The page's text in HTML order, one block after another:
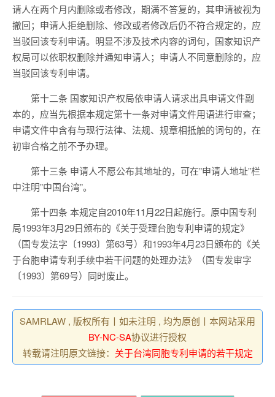
请人在两个月内删除或者修改，期满不答复的，其申请被视为
撤回；申请人拒绝删除、修改或者修改后仍不符合规定的，应
当驳回该专利申请。明显不涉及技术内容的词句，国家知识产
权局可以依职权删除并通知申请人；申请人不同意删除的，应
当驳回该专利申请。
第十二条 国家知识产权局依申请人请求出具申请文件副
本的，应当先根据本规定第十一条对申请文件用语进行审查；
申请文件中含有与现行法律、法规、规章相抵触的词句的，在
初审合格之前不予办理。
第十三条 申请人不愿公布其地址的，可在”申请人地址”栏
中注明”中国台湾”。
第十四条 本规定自2010年11月22日起施行。原中国专利
局1993年3月29日颁布的《关于受理台胞专利申请的规定》
（国专发法字〔1993〕第63号）和1993年4月23日颁布的《关
于台胞申请专利手续中若干问题的处理办法》（国专发审字
〔1993〕第69号）同时废止。
SAMRLAW , 版权所有丨如未注明 , 均为原创丨本网站采用
BY-NC-SA协议进行授权
转载请注明原文链接： 关于台湾同胞专利申请的若干规定